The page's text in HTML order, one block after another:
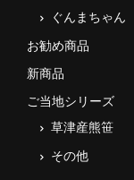
ぐんまちゃん
お勧め商品
新商品
ご当地シリーズ
草津産熊笹
その他